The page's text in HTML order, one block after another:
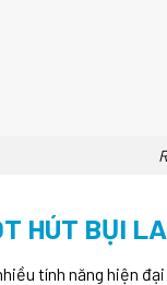
HÚT BỤI
tính năng hiện